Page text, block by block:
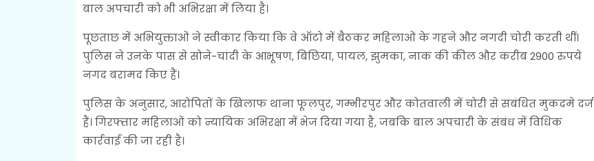
बाल अपचारी को भी अभिरक्षा में लिया है।
पूछताछ में अभियुक्ताओं ने स्वीकार किया कि वे ऑटो में बैठकर महिलाओं के गहने और नगदी चोरी करती थीं।
पुलिस ने उनके पास से सोने-चांदी के आभूषण, बिछिया, पायल, झुमका, नाक की कील और करीब 2900 रुपये
नगद बरामद किए हैं।
पुलिस के अनुसार, आरोपितों के खिलाफ थाना फूलपुर, गम्भीरपुर और कोतवाली में चोरी से संबंधित मुकदमे दर्ज
हैं। गिरफ्तार महिलाओं को न्यायिक अभिरक्षा में भेज दिया गया है, जबकि बाल अपचारी के संबंध में विधिक
कार्रवाई की जा रही है।